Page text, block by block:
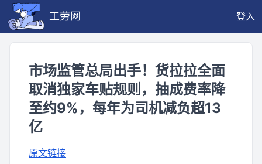
工劳网 登入
市场监管总局出手！货拉拉全面
取消独家车贴规则，抽成费率降
至约9%，每年为司机减负超13
亿
原文链接